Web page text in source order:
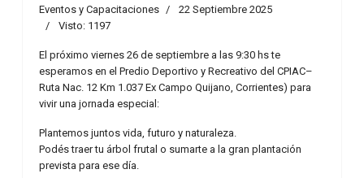
Eventos y Capacitaciones
22 Septiembre 2025
Visto: 1197
El próximo viernes 26 de septiembre a las 9:30 hs te
esperamos en el Predio Deportivo y Recreativo del CPIAC–
Ruta Nac. 12 Km 1.037 Ex Campo Quijano, Corrientes) para
vivir una jornada especial:
Plantemos juntos vida, futuro y naturaleza.
Podés traer tu árbol frutal o sumarte a la gran plantación
prevista para ese día.